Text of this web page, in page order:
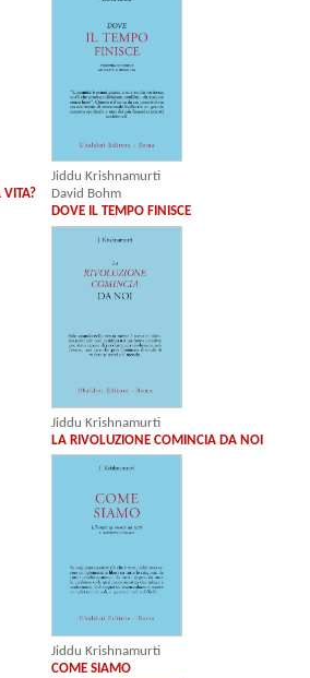
VITA?
Jiddu Krishnamurti
David Bohm
DOVE IL TEMPO FINISCE
Jiddu Krishnamurti
LA RIVOLUZIONE COMINCIA DA NOI
Jiddu Krishnamurti
COME SIAMO